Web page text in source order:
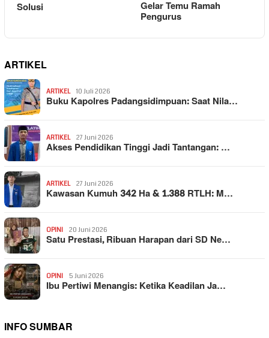
Solusi Gelar Temu Ramah
Pengurus
ARTIKEL
ARTIKEL 10 Juli 2026
Buku Kapolres Padangsidimpuan: Saat Nila…
ARTIKEL 27 Juni 2026
Akses Pendidikan Tinggi Jadi Tantangan: …
ARTIKEL 27 Juni 2026
Kawasan Kumuh 342 Ha & 1.388 RTLH: M…
OPINI 20 Juni 2026
Satu Prestasi, Ribuan Harapan dari SD Ne…
OPINI 5 Juni 2026
Ibu Pertiwi Menangis: Ketika Keadilan Ja…
INFO SUMBAR